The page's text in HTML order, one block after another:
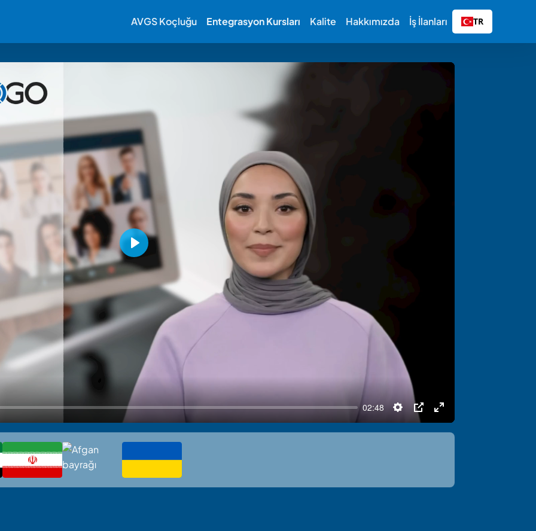
AVGS Koçluğu Entegrasyon Kursları Kalite Hakkımızda İş İlanları TR
02:48
Settings
PIP Enter
fullscreen
Play